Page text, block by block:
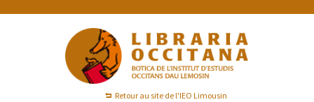
Passer
Passer
Passer
Retour au site de l'IEO Limousin